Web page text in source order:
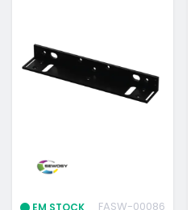
EM STOCK FASW-00086